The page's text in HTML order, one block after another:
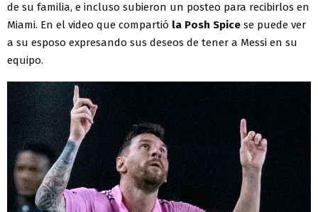
de su familia, e incluso subieron un posteo para recibirlos en
Miami. En el video que compartió la Posh Spice se puede ver
a su esposo expresando sus deseos de tener a Messi en su
equipo.